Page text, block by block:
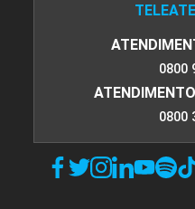
0800
0800